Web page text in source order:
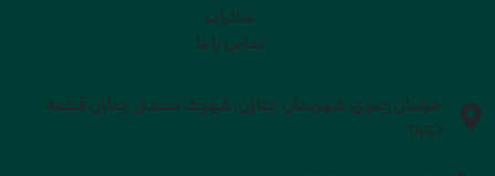
صادرات
تماس با ما
خراسان رضوی، شهرستان چناران، شهرک صنعتی چناران قطعه
1457